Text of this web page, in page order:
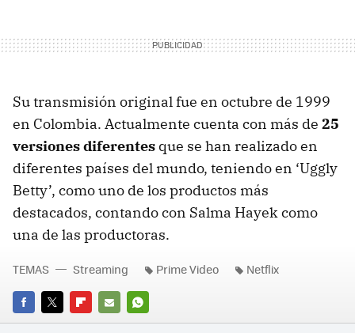
Su transmisión original fue en octubre de 1999
en Colombia. Actualmente cuenta con más de 25
versiones diferentes que se han realizado en
diferentes países del mundo, teniendo en ‘Uggly
Betty’, como uno de los productos más
destacados, contando con Salma Hayek como
una de las productoras.
FACEBOOK
TWITTERFLIPBOARD
E-
WHATSAPP
TEMAS Streaming Prime Video Netflix